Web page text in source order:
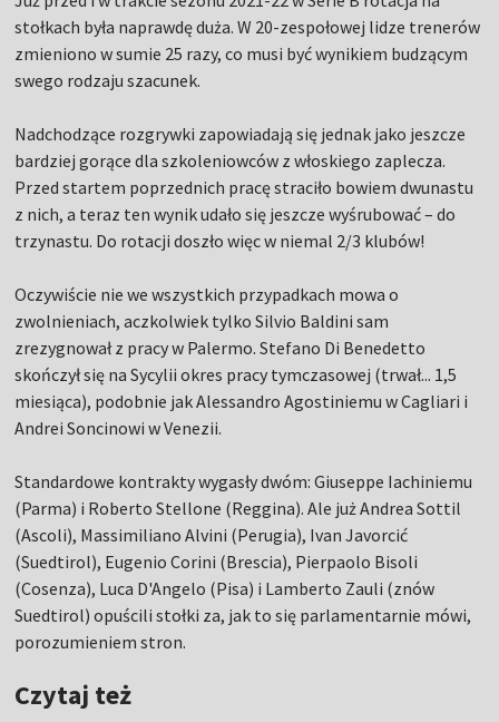
stołkach była naprawdę duża. W 20-zespołowej lidze trenerów
zmieniono w sumie 25 razy, co musi być wynikiem budzącym
swego rodzaju szacunek.
Nadchodzące rozgrywki zapowiadają się jednak jako jeszcze
bardziej gorące dla szkoleniowców z włoskiego zaplecza.
Przed startem poprzednich pracę straciło bowiem dwunastu
z nich, a teraz ten wynik udało się jeszcze wyśrubować – do
trzynastu. Do rotacji doszło więc w niemal 2/3 klubów!
Oczywiście nie we wszystkich przypadkach mowa o
zwolnieniach, aczkolwiek tylko Silvio Baldini sam
zrezygnował z pracy w Palermo. Stefano Di Benedetto
skończył się na Sycylii okres pracy tymczasowej (trwał... 1,5
miesiąca), podobnie jak Alessandro Agostiniemu w Cagliari i
Andrei Soncinowi w Venezii.
Standardowe kontrakty wygasły dwóm: Giuseppe Iachiniemu
(Parma) i Roberto Stellone (Reggina). Ale już Andrea Sottil
(Ascoli), Massimiliano Alvini (Perugia), Ivan Javorcić
(Suedtirol), Eugenio Corini (Brescia), Pierpaolo Bisoli
(Cosenza), Luca D'Angelo (Pisa) i Lamberto Zauli (znów
Suedtirol) opuścili stołki za, jak to się parlamentarnie mówi,
porozumieniem stron.
Czytaj też